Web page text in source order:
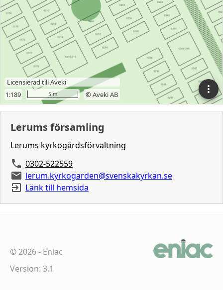
Lerums församling
Lerums kyrkogårdsförvaltning
0302-522559
lerum.kyrkogarden@svenskakyrkan.se
Länk till hemsida
©2026- Eniac
Version: 3.1